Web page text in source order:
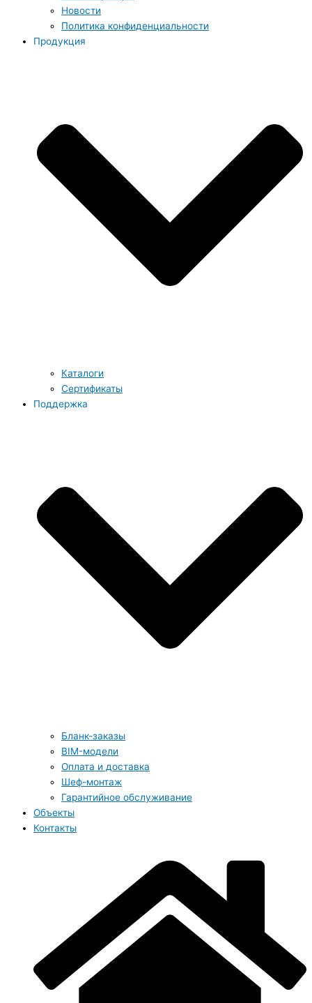
Новости
Политика конфиденциальности
Продукция
Каталоги
Сертификаты
Поддержка
Бланк-заказы
BIM-модели
Оплата и доставка
Шеф-монтаж
Гарантийное обслуживание
Объекты
Контакты